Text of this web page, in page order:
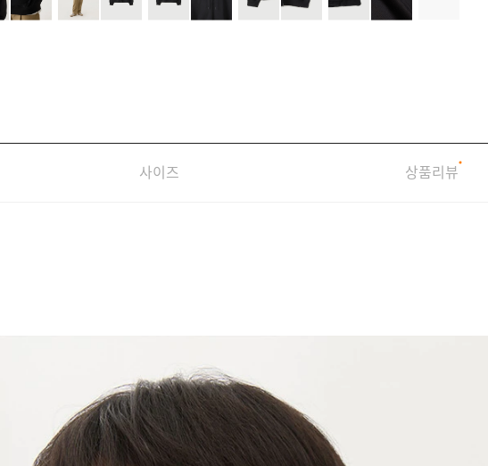
사이즈 상품리뷰